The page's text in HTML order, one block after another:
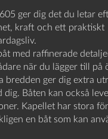
ger dig det du letar
kraft och ett praktiskt
med raffinerade
när du lägger till på
bredden ger dig extra
dig. Båten kan också
Kapellet har stora
en båt som kan